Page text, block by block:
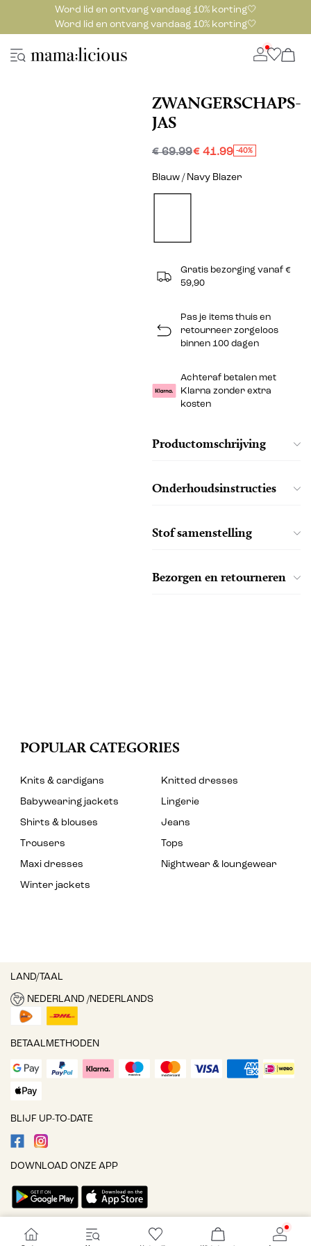
Word lid en ontvang vandaag 10% korting🤍
Word lid en ontvang vandaag 10% korting🤍
ZWANGERSCHAPS-
JAS
€ 69.99€ 41.99 -40%
Blauw / Navy Blazer
Gratis bezorging vanaf €
59,90
Pas je items thuis en
retourneer zorgeloos
binnen 100 dagen
Achteraf betalen met
Klarna zonder extra
kosten
Productomschrijving
Onderhoudsinstructies
Stof samenstelling
Bezorgen en retourneren
POPULAR CATEGORIES
Knits & cardigans
Knitted dresses
Babywearing jackets
Lingerie
Shirts & blouses
Jeans
Trousers
Tops
Maxi dresses
Nightwear & loungewear
Winter jackets
LAND/TAAL
NEDERLAND /NEDERLANDS
BETAALMETHODEN
BLIJF UP-TO-DATE
DOWNLOAD ONZE APP
Cookie-instellingen